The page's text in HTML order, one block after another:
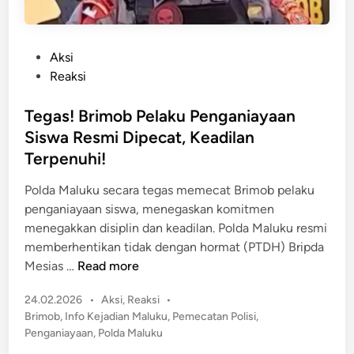
t
e
d
n
Aksi
Reaksi
Tegas! Brimob Pelaku Penganiayaan
Siswa Resmi Dipecat, Keadilan
Terpenuhi!
Polda Maluku secara tegas memecat Brimob pelaku
penganiayaan siswa, menegaskan komitmen
menegakkan disiplin dan keadilan. Polda Maluku resmi
memberhentikan tidak dengan hormat (PTDH) Bripda
Mesias … T
g
a
s
Read more
24.02.2026 • P
o
s
Aksi, Reaksi •
Brimob, Info Kejadian Maluku, Pemecatan Polisi,
Penganiayaan, Polda Maluku